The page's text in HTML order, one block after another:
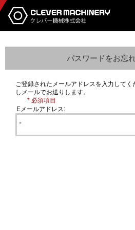
パスワードをお忘
ご登録されたメールアドレスを入力して
しメールでお送りします。
* 必須項目
Eメールアドレス: